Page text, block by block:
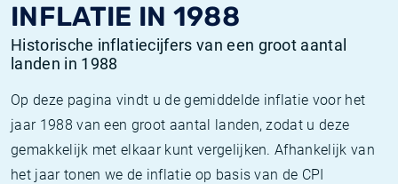
INFLATIE IN 1988
Historische inflatiecijfers van een groot aantal
landen in 1988
Op deze pagina vindt u de gemiddelde inflatie voor het
jaar 1988 van een groot aantal landen, zodat u deze
gemakkelijk met elkaar kunt vergelijken. Afhankelijk van
het jaar tonen we de inflatie op basis van de CPI